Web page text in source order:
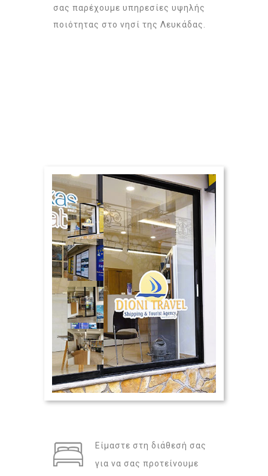
σας παρέχουμε υπηρεσίες υψηλής
ποιότητας στο νησί της Λευκάδας.
Είμαστε στη διάθεσή σας
για να σας προτείνουμε